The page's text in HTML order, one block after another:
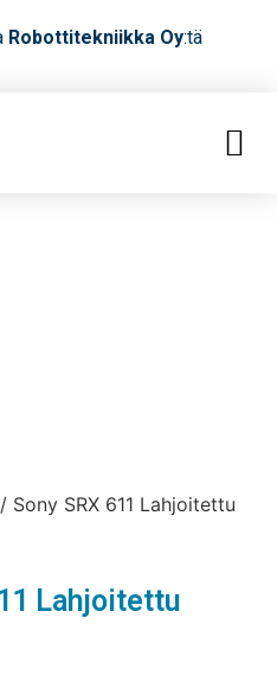
Robottitekniikka Oy:tä
/ Sony SRX 611 Lahjoitettu
Lahjoitettu